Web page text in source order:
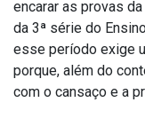
encarar as provas
da 3ª série do
esse período exige
porque, além do
com o cansaço e a